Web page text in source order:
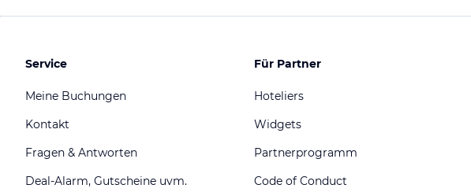
Service
Meine Buchungen
Kontakt
Fragen & Antworten
Deal-Alarm, Gutscheine uvm.
Für Partner
Hoteliers
Widgets
Partnerprogramm
Code of Conduct